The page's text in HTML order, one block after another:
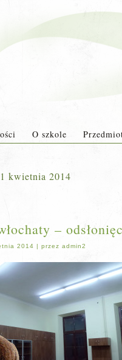
O szkole
1 kwietnia 2014
–
2014 | przez admin2